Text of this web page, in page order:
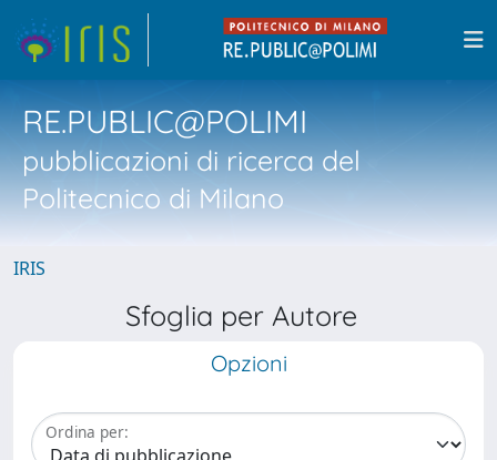
RE.PUBLIC@POLIMI
pubblicazioni di ricerca del
Politecnico di Milano
IRIS
Sfoglia per Autore
Opzioni
Ordina per: